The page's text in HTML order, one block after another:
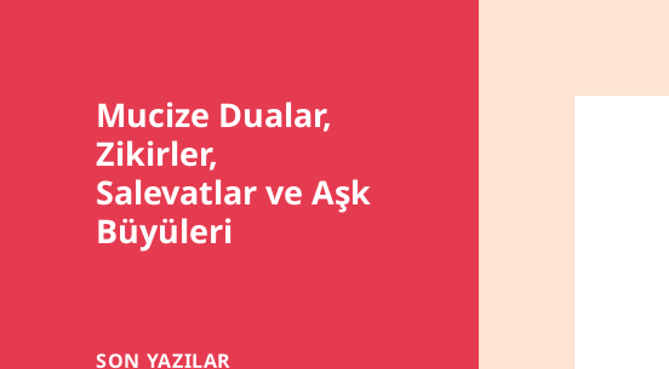
Mucize Dualar,
Zikirler,
Salevatlar ve Aşk
Büyüleri
SON YAZILAR